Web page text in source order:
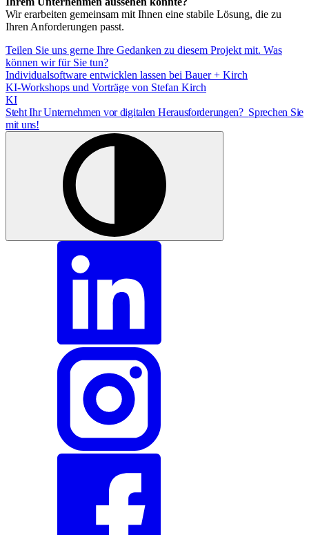
Wir erarbeiten gemeinsam mit Ihnen eine stabile Lösung, die zu
Ihren Anforderungen passt.
Teilen Sie uns gerne Ihre Gedanken zu diesem Projekt mit. Was
können wir für Sie tun?
Individualsoftware entwicklen lassen bei Bauer + Kirch
KI-Workshops und Vorträge von Stefan Kirch
KI
Steht Ihr Unternehmen vor digitalen Herausforderungen? Sprechen Sie
mit uns!